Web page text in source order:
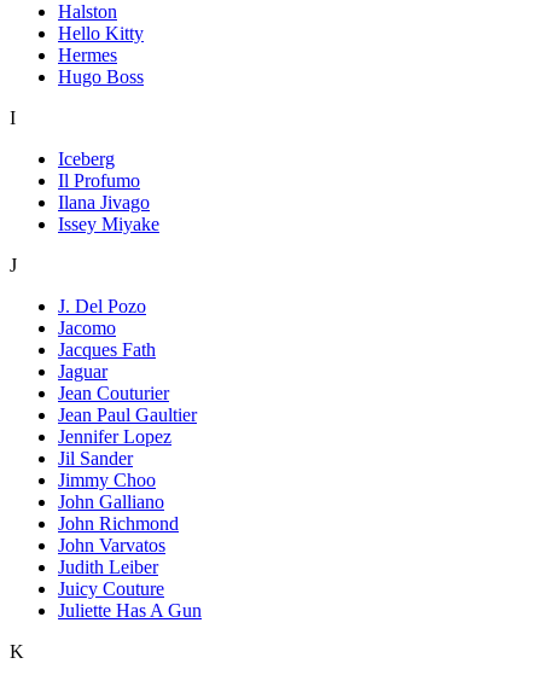
Halston
Hello Kitty
Hermes
Hugo Boss
I
Iceberg
Il Profumo
Ilana Jivago
Issey Miyake
J
J. Del Pozo
Jacomo
Jacques Fath
Jaguar
Jean Couturier
Jean Paul Gaultier
Jennifer Lopez
Jil Sander
Jimmy Choo
John Galliano
John Richmond
John Varvatos
Judith Leiber
Juicy Couture
Juliette Has A Gun
K